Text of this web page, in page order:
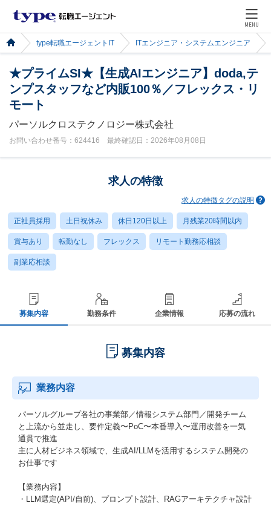
MENU
type転職エージェントIT ITエンジニア・システムエンジニア
★プライムSI★【生成AIエンジニア】doda,テ
ンプスタッフなど内販100％／フレックス・リ
モート
パーソルクロステクノロジー株式会社
お問い合わせ番号：624416 最終確認日：2026年08月08日
求人の特徴
求人の特徴タグの説明
正社員採用 土日祝休み 休日120日以上 月残業20時間以内
賞与あり 転勤なし フレックス リモート勤務応相談
副業応相談
募集内容 勤務条件 企業情報 応募の流れ
募集内容
業務内容
パーソルグループ各社の事業部／情報システム部門／開発チーム
と上流から並走し、要件定義〜PoC〜本番導入〜運用改善を一気
通貫で推進
主に人材ビジネス領域で、生成AI/LLMを活用するシステム開発の
お仕事です
【業務内容】
・LLM選定(API/自前)、プロンプト設計、RAGアーキテクチャ設計